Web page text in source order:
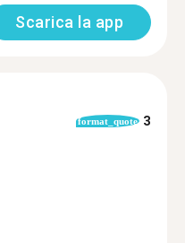
Scarica la app
format_quote 3